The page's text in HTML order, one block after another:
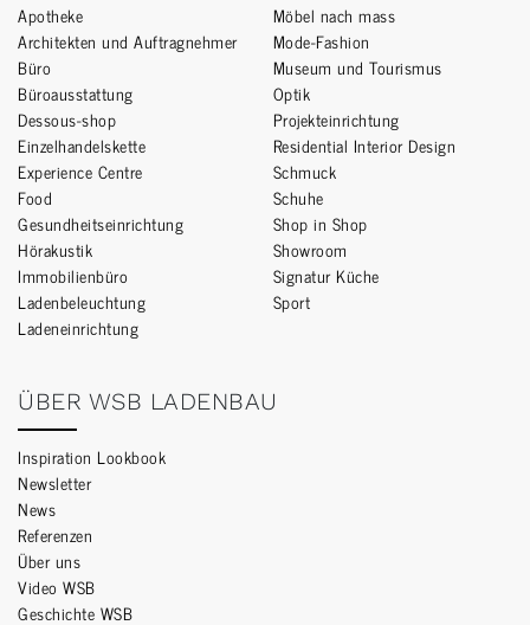
Apotheke
Architekten und Auftragnehmer
Büro
Büroausstattung
Dessous-shop
Einzelhandelskette
Experience Centre
Food
Gesundheitseinrichtung
Hörakustik
Immobilienbüro
Ladenbeleuchtung
Ladeneinrichtung
Möbel nach mass
Mode-Fashion
Museum und Tourismus
Optik
Projekteinrichtung
Residential Interior Design
Schmuck
Schuhe
Shop in Shop
Showroom
Signatur Küche
Sport
ÜBER WSB LADENBAU
Inspiration Lookbook
Newsletter
News
Referenzen
Über uns
Video WSB
Geschichte WSB